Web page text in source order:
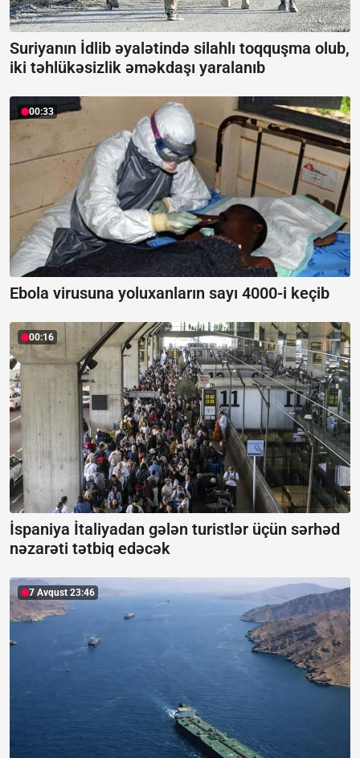
Suriyanın İdlib əyalətində silahlı toqquşma olub,
iki təhlükəsizlik əməkdaşı yaralanıb
00:33
Ebola virusuna yoluxanların sayı 4000-i keçib
00:16
İspaniya İtaliyadan gələn turistlər üçün sərhəd
nəzarəti tətbiq edəcək
7 Avqust 23:46